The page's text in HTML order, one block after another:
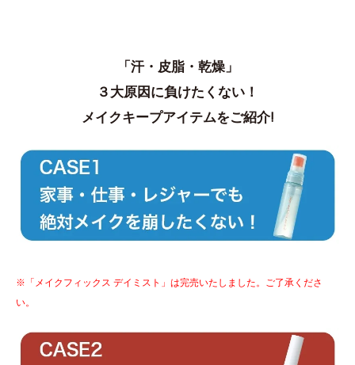
「汗・皮脂・乾燥」
３大原因に負けたくない！
メイクキープアイテムをご紹介!
※「メイクフィックス デイミスト」は完売いたしました。ご了承くださ
い。